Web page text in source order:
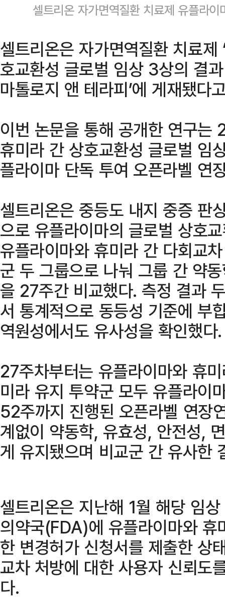
셀트리온 자가면역질환 치료제 유플라
셀트리온은 자가면역질환 치료제
호교환성 글로벌 임상 3상의 결
마톨로지 앤 테라피’에 게재됐다
이번 논문을 통해 공개한 연구는
휴미라 간 상호교환성 글로벌
플라이마 단독 투여 오픈라벨 연
셀트리온은 중등도 내지 중증
으로 유플라이마의 글로벌 상호
유플라이마와 휴미라 간 다회교
군 두 그룹으로 나눠 그룹 간 약
을 27주간 비교했다. 측정 결과
서 통계적으로 동등성 기준에 부
역원성에서도 유사성을 확인했다.
27주차부터는 유플라이마와 휴
미라 유지 투약군 모두 유플라이
52주까지 진행된 오픈라벨 연장
계없이 약동학, 유효성, 안전성,
게 유지됐으며 비교군 간 유사한
셀트리온은 지난해 1월 해당 임
의약국(FDA)에 유플라이마와
한 변경허가 신청서를 제출한 상
교차 처방에 대한 사용자 신뢰도
다.